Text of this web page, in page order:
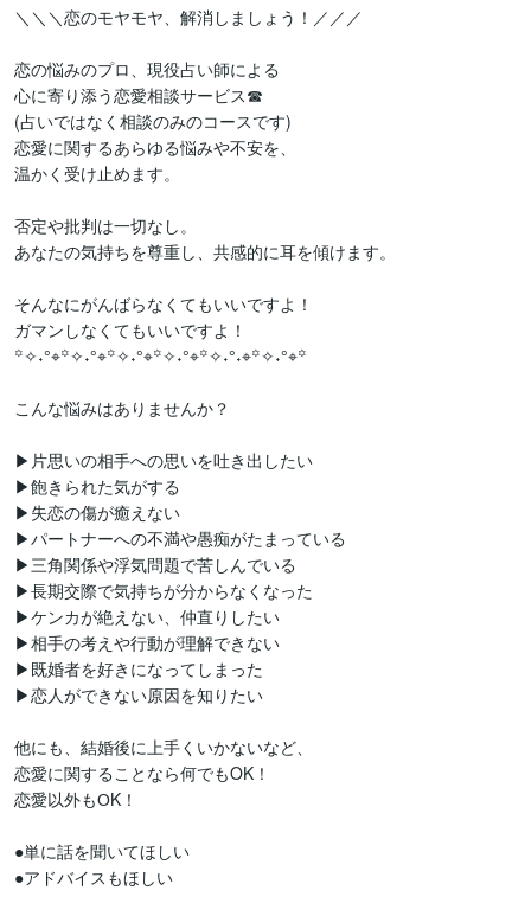
＼＼＼恋のモヤモヤ、解消しましょう！／／／
恋の悩みのプロ、現役占い師による
心に寄り添う恋愛相談サービス☎
(占いではなく相談のみのコースです)
恋愛に関するあらゆる悩みや不安を、
温かく受け止めます。
否定や批判は一切なし。
あなたの気持ちを尊重し、共感的に耳を傾けます。
そんなにがんばらなくてもいいですよ！
ガマンしなくてもいいですよ！
꙳✧˖°⌖꙳✧˖°⌖꙳✧˖°⌖꙳✧˖°⌖꙳✧˖°˖⌖꙳✧˖°⌖꙳
こんな悩みはありませんか？
▶片思いの相手への思いを吐き出したい
▶飽きられた気がする
▶失恋の傷が癒えない
▶パートナーへの不満や愚痴がたまっている
▶三角関係や浮気問題で苦しんでいる
▶長期交際で気持ちが分からなくなった
▶ケンカが絶えない、仲直りしたい
▶相手の考えや行動が理解できない
▶既婚者を好きになってしまった
▶恋人ができない原因を知りたい
他にも、結婚後に上手くいかないなど、
恋愛に関することなら何でもOK！
恋愛以外もОK！
●単に話を聞いてほしい
●アドバイスもほしい